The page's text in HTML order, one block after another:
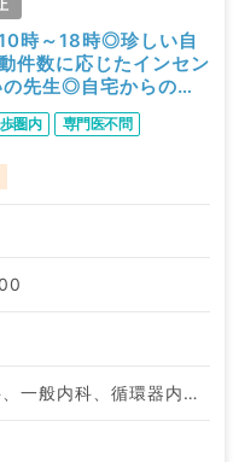
時～18時◎珍しい自
件数に応じたインセン
先生◎自宅からの送
圏内 専門医不問
小児科、小児外科、一般内科、循環器内科、呼吸器内科、消化器内科